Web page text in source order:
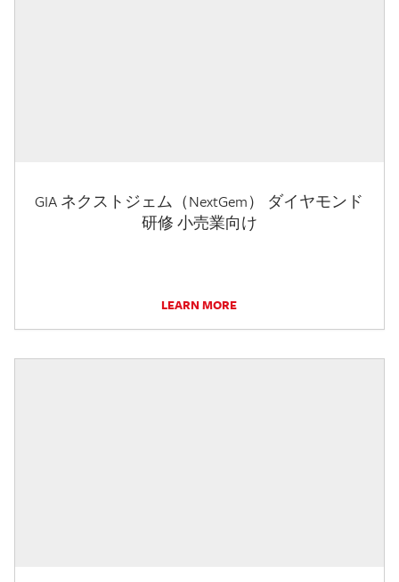
GIA ネクストジェム（NextGem） ダイヤモンド
研修 小売業向け
LEARN MORE